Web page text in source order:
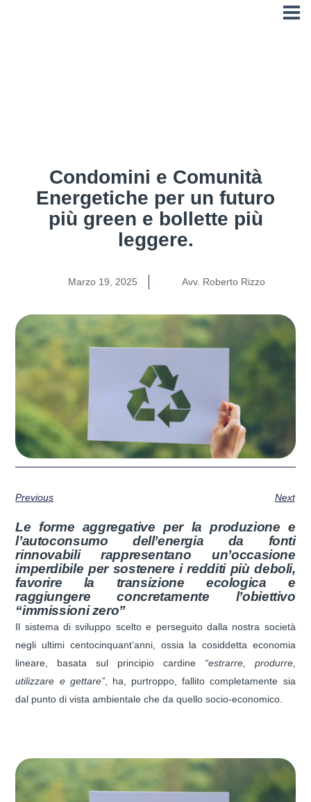
Condomini e Comunità
Energetiche per un futuro
più green e bollette più
leggere.
Marzo 19, 2025 Avv. Roberto Rizzo
Previous Next
Le forme aggregative per la produzione e
l’autoconsumo dell’energia da fonti
rinnovabili rappresentano un’occasione
imperdibile per sostenere i redditi più deboli,
favorire la transizione ecologica e
raggiungere concretamente l’obiettivo
“immissioni zero”
Il sistema di sviluppo scelto e perseguito dalla nostra società
negli ultimi centocinquant’anni, ossia la cosiddetta economia
lineare, basata sul principio cardine “estrarre, produrre,
utilizzare e gettare”, ha, purtroppo, fallito completamente sia
dal punto di vista ambientale che da quello socio-economico.